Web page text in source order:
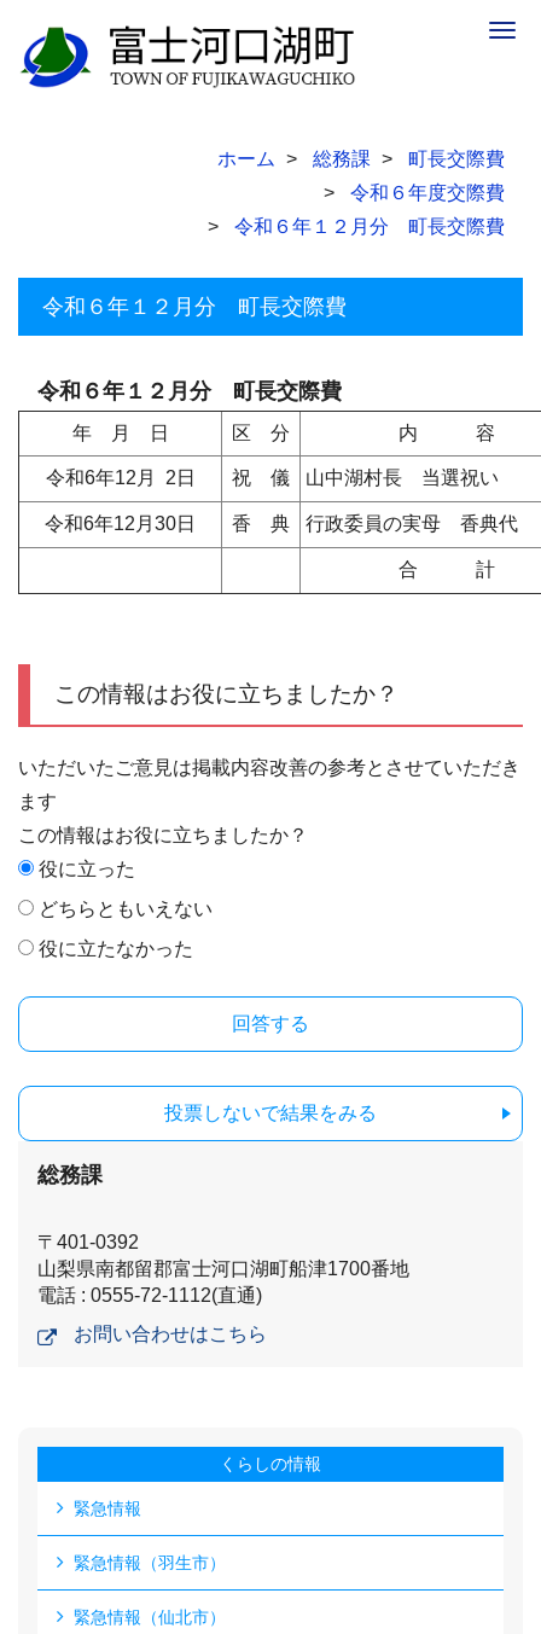
ホーム 総務課
町長交際費
令和６年度交際費
令和６年１２月分 町長交際費
令和６年１２月分 町長交際費
令和６年１２月分 町長交際費
年 月 日 区 分 内 容
令和6年12月 2日 祝 儀 山中湖村長 当選祝い
令和6年12月30日 香 典 行政委員の実母 香典代
合 計
この情報はお役に立ちましたか？
いただいたご意見は掲載内容改善の参考とさせていただき
ます
この情報はお役に立ちましたか？
役に立った
どちらともいえない
役に立たなかった
投票しないで結果をみる
総務課
〒401-0392
山梨県南都留郡富士河口湖町船津1700番地
電話 : 0555-72-1112(直通)
お問い合わせはこちら
くらしの情報
緊急情報
緊急情報（羽生市）
緊急情報（仙北市）